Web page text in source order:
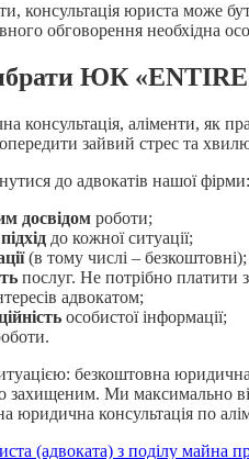
консультація юриста може
обговорення необхідна
ЮК
консультація, аліменти, як
зайвий стрес та
до адвокатів нашої фірми:
досвідом роботи;
до кожної ситуації;
(в тому числі – безкоштовні);
послуг. Не потрібно платити
адвокатом;
особистої інформації;
безкоштовна
захищеним. Ми максимально
юридична консультація по
(адвоката) з поділу майна